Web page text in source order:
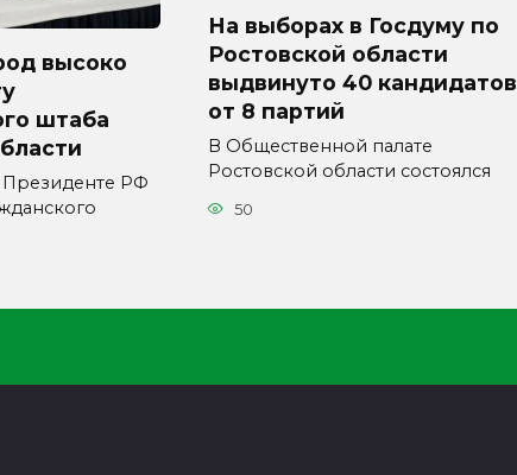
высоко
штаба
РФ
На выборах в Госдуму по
Ростовской области
выдвинуто 40 кандидатов
от 8 партий
В Общественной палате
Ростовской области состоялся
50